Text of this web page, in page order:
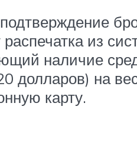
из
наличие
долларов) на
карту.